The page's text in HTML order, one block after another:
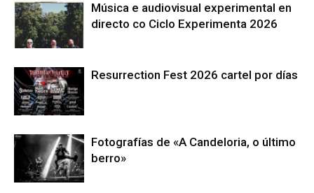
Música e audiovisual experimental en
directo co Ciclo Experimenta 2026
Resurrection Fest 2026 cartel por días
Fotografías de «A Candeloria, o último
berro»